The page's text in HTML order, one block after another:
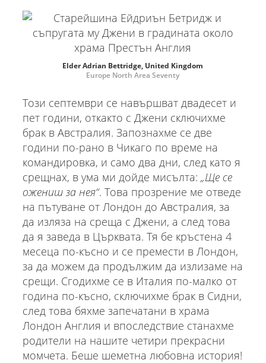
Elder Adrian Bettridge, United Kingdom
Europe North Area Seventy
Този септември се навършват двадесет и
пет години, откакто с Джени сключихме
брак в Австралия. Запознахме се две
години по-рано в Чикаго по време на
командировка, и само два дни, след като я
срещнах, в ума ми дойде мисълта: „Ще се
ожениш за нея“. Това прозрение ме отведе
на пътуване от Лондон до Австралия, за
да изляза на среща с Джени, а след това
да я заведа в Църквата. Тя бе кръстена 4
месеца по-късно и се премести в Лондон,
за да можем да продължим да излизаме на
срещи. Сгодихме се в Италия по-малко от
година по-късно, сключихме брак в Сидни,
след това бяхме запечатани в храма
Лондон Англия и впоследствие станахме
родители на нашите четири прекрасни
момчета. Беше шеметна любовна история!